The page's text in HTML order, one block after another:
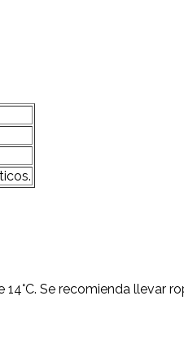
Se recomienda llevar